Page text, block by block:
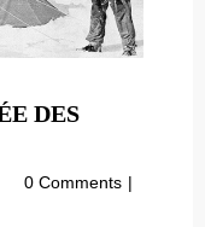
DES
0 Comments